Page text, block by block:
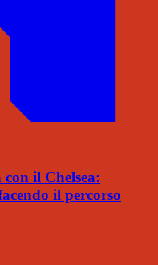
il Chelsea:
il percorso